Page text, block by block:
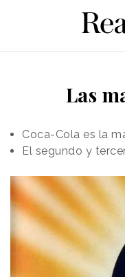
Las
Coca-Cola es la
El segundo y